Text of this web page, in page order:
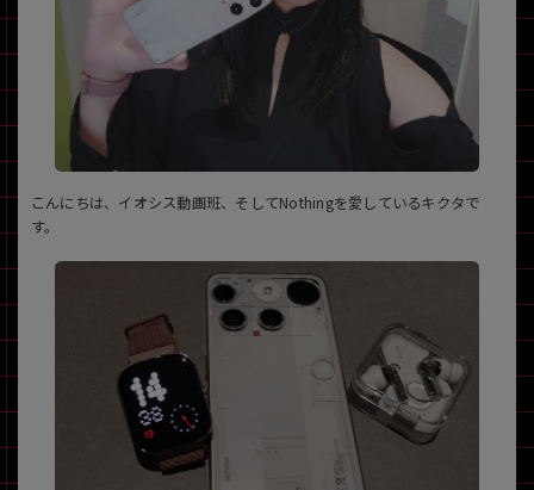
こんにちは、イオシス動画班、そしてNothingを愛しているキクタで
す。
~
モニタサイズ
価格
月 から
月 まで